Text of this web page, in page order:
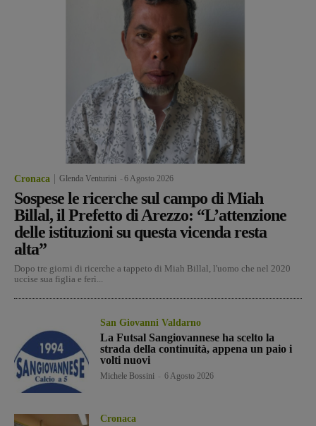
Cronaca Glenda Venturini 6 Agosto 2026
Sospese le ricerche sul campo di Miah
Billal, il Prefetto di Arezzo: “L’attenzione
delle istituzioni su questa vicenda resta
alta”
Dopo tre giorni di ricerche a tappeto di Miah Billal, l'uomo che nel 2020
uccise sua figlia e ferì...
San Giovanni Valdarno
La Futsal Sangiovannese ha scelto la
strada della continuità, appena un paio i
volti nuovi
Michele Bossini 6 Agosto 2026
Cronaca